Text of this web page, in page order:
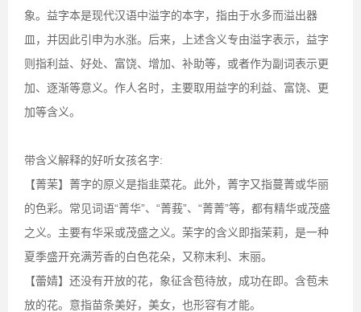
象。益字本是现代汉语中溢字的本字，指由于水多而溢出器
皿，并因此引申为水涨。后来，上述含义专由溢字表示，益字
则指利益、好处、富饶、增加、补助等，或者作为副词表示更
加、逐渐等意义。作人名时，主要取用益字的利益、富饶、更
加等含义。
带含义解释的好听女孩名字:
【菁茉】菁字的原义是指韭菜花。此外，菁字又指蔓菁或华丽
的色彩。常见词语“菁华”、“菁莪”、“菁菁”等，都有精华或茂盛
之义。主要有华采或茂盛之义。茉字的含义即指茉莉，是一种
夏季盛开充满芳香的白色花朵，又称末利、末丽。
【蕾婧】还没有开放的花，象征含苞待放，成功在即。含苞未
放的花。意指苗条美好，美女，也形容有才能。